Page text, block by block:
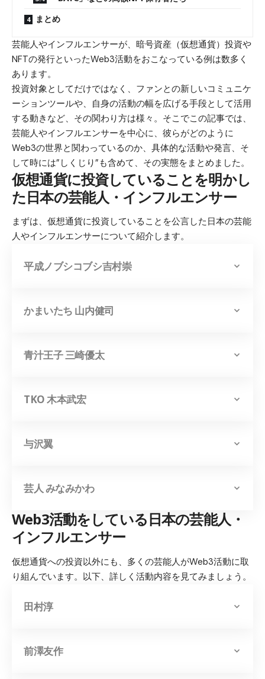
まとめ
芸能人やインフルエンサーが、暗号資産（仮想通貨）投資や
NFTの発行といったWeb3活動をおこなっている例は数多く
あります。
投資対象としてだけではなく、ファンとの新しいコミュニケ
ーションツールや、自身の活動の幅を広げる手段として活用
する動きなど、その関わり方は様々。そこでこの記事では、
芸能人やインフルエンサーを中心に、彼らがどのように
Web3の世界と関わっているのか、具体的な活動や発言、そ
して時には”しくじり”も含めて、その実態をまとめました。
仮想通貨に投資していることを明かし
た日本の芸能人・インフルエンサー
まずは、仮想通貨に投資していることを公言した日本の芸能
人やインフルエンサーについて紹介します。
平成ノブシコブシ吉村崇
かまいたち 山内健司
青汁王子 三崎優太
TKO 木本武宏
与沢翼
芸人 みなみかわ
Web3活動をしている日本の芸能人・
インフルエンサー
仮想通貨への投資以外にも、多くの芸能人がWeb3活動に取
り組んでいます。以下、詳しく活動内容を見てみましょう。
田村淳
前澤友作